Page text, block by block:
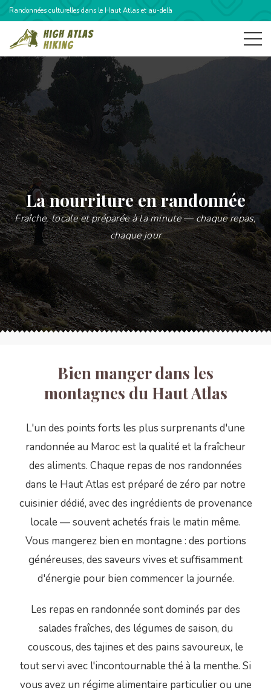
Randonnées culturelles dans le Haut Atlas et au-delà
La nourriture en randonnée
Fraîche, locale et préparée à la minute — chaque repas,
chaque jour
Bien manger dans les
montagnes du Haut Atlas
L'un des points forts les plus surprenants d'une
randonnée au Maroc est la qualité et la fraîcheur
des aliments. Chaque repas de nos randonnées
dans le Haut Atlas est préparé de zéro par notre
cuisinier dédié, avec des ingrédients de provenance
locale — souvent achetés frais le matin même.
Vous mangerez bien en montagne : des portions
généreuses, des saveurs vives et suffisamment
d'énergie pour bien commencer la journée.
Les repas en randonnée sont dominés par des
salades fraîches, des légumes de saison, du
couscous, des tajines et des pains savoureux, le
tout servi avec l'incontournable thé à la menthe. Si
vous avez un régime alimentaire particulier ou une